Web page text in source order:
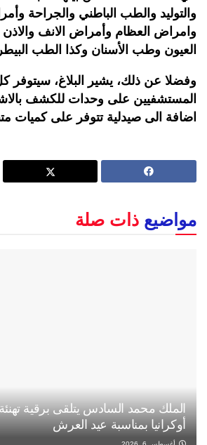
والتوليد والطب الباطني والجراحة
وامراض العظام وأمراض الانف
العيون وطب الأسنان وكذا الطب
وفضلا عن ذلك، يشير البلاغ،
المستشفيين على وحدات للكشف
اضافة الى صيدلية تتوفر على كميات
مواضيع ذات صلة
الملك محمد السادس يتلقى برقية
أوكرانيا بمناسبة عيد العرش